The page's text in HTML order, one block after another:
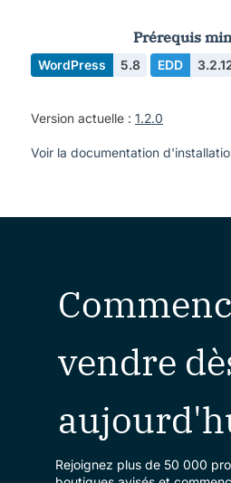
Prérequis
WordPress 5.8 EDD
Version actuelle : 1.2.0
Voir la documentation
vendre
Rejoignez plus de 50 000